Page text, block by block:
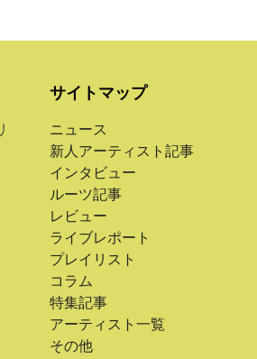
サイトマップ
ニュース
新人アーティスト記事
インタビュー
ルーツ記事
レビュー
ライブレポート
プレイリスト
コラム
特集記事
アーティスト一覧
その他